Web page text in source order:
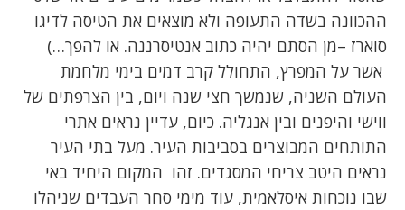
ההכוונה בשדה התעופה ולא מוצאים את הטיסה לדיגו
סוארז –מן הסתם יהיה כתוב אנטיסרננה. או להפך…)
אשר על המפרץ, התחולל קרב דמים בימי מלחמת
העולם השניה, שנמשך חצי שנה ויום, בין הצרפתים של
ווישי והיפנים ובין אנגליה. כיום, עדיין נראים אתרי
התותחים המבוצרים בסביבות העיר. מעל בתי העיר
נראים היטב צריחי המסגדים. זהו המקום היחיד באי
שבו נוכחות איסלאמית, עוד מימי סחר העבדים שניהלו